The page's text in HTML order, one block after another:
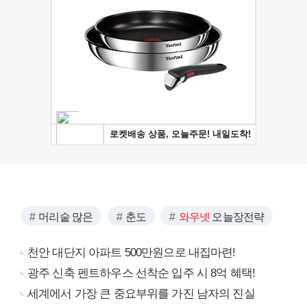
머리숱 많은 춘도 와우넷 오늘장전략
천안 대단지 아파트 500만원으로 내집마련!
광주 신축 펜트하우스 선착순 입주 시 8억 혜택!
세계에서 가장 큰 중요부위를 가진 남자의 진실